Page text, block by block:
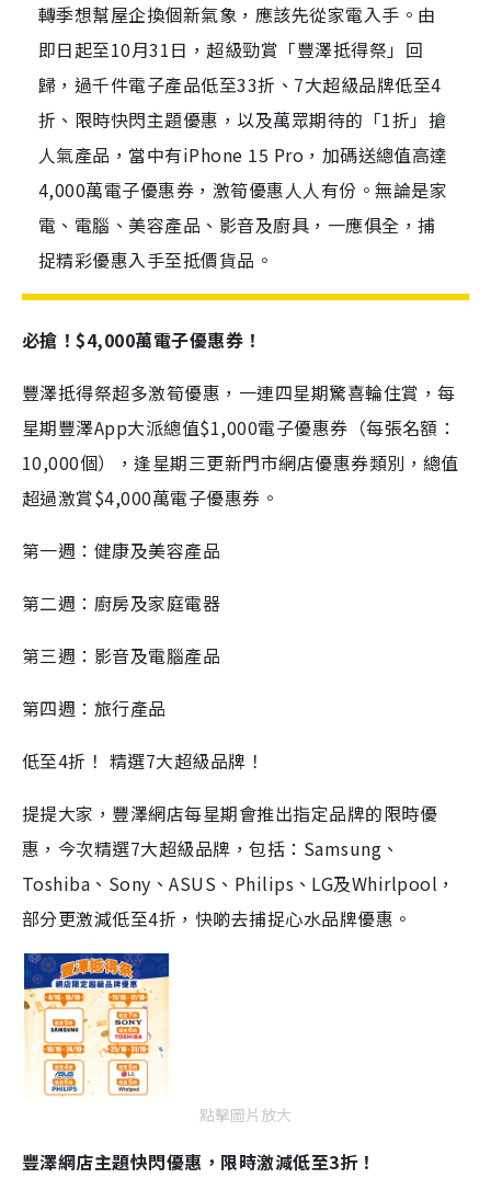
轉季想幫屋企換個新氣象，應該先從家電入手。由
即日起至10月31日，超級勁賞「豐澤抵得祭」回
歸，過千件電子產品低至33折、7大超級品牌低至4
折、限時快閃主題優惠，以及萬眾期待的「1折」搶
人氣產品，當中有iPhone 15 Pro，加碼送總值高達
4,000萬電子優惠券，激筍優惠人人有份。無論是家
電、電腦、美容產品、影音及廚具，一應俱全，捕
捉精彩優惠入手至抵價貨品。
必搶！$4,000萬電子優惠券！
豐澤抵得祭超多激筍優惠，一連四星期驚喜輪住賞，每
星期豐澤App大派總值$1,000電子優惠券（每張名額：
10,000個），逢星期三更新門市網店優惠券類別，總值
超過激賞$4,000萬電子優惠券。
第一週：健康及美容產品
第二週：廚房及家庭電器
第三週：影音及電腦產品
第四週：旅行產品
低至4折！ 精選7大超級品牌！
提提大家，豐澤網店每星期會推出指定品牌的限時優
惠，今次精選7大超級品牌，包括：Samsung、
Toshiba、Sony、ASUS、Philips、LG及Whirlpool，
部分更激減低至4折，快啲去捕捉心水品牌優惠。
點擊圖片放大
豐澤網店主題快閃優惠，限時激減低至3折！